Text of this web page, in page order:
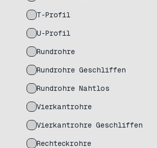
T-Profil
U-Profil
Rundrohre
Rundrohre Geschliffen
Rundrohre Nahtlos
Vierkantrohre
Vierkantrohre Geschliffen
Rechteckrohre